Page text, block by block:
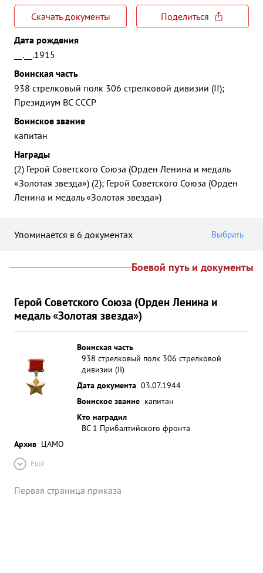
Скачать документы
Поделиться
Дата рождения
__.__.1915
Воинская часть
938 стрелковый полк 306 стрелковой дивизии (II);
Президиум ВС СССР
Воинское звание
капитан
Награды
(2) Герой Советского Союза (Орден Ленина и медаль
«Золотая звезда») (2); Герой Советского Союза (Орден
Ленина и медаль «Золотая звезда»)
Упоминается в 6 документах Выбрать
Боевой путь и документы
Герой Советского Союза (Орден Ленина и
медаль «Золотая звезда»)
Воинская часть
938 стрелковый полк 306 стрелковой
дивизии (II)
Дата документа 03.07.1944
Воинское звание капитан
Кто наградил
ВС 1 Прибалтийского фронта
Архив ЦАМО
Ещё
Первая страница приказа